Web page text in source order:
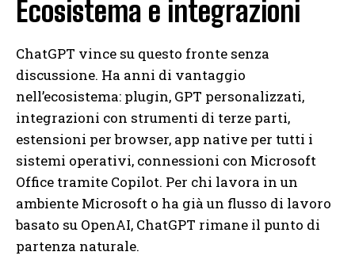
Ecosistema e integrazioni
ChatGPT vince su questo fronte senza
discussione. Ha anni di vantaggio
nell’ecosistema: plugin, GPT personalizzati,
integrazioni con strumenti di terze parti,
estensioni per browser, app native per tutti i
sistemi operativi, connessioni con Microsoft
Office tramite Copilot. Per chi lavora in un
ambiente Microsoft o ha già un flusso di lavoro
basato su OpenAI, ChatGPT rimane il punto di
partenza naturale.